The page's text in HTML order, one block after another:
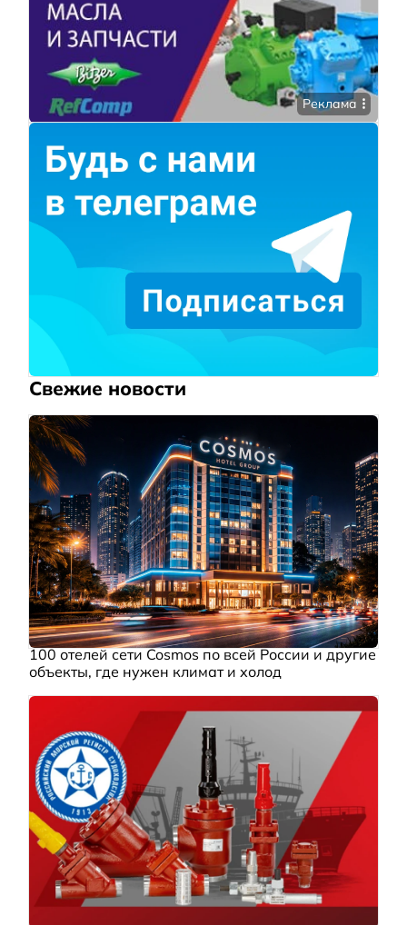
Реклама
Свежие новости
100 отелей сети Cosmos по всей России и другие
объекты, где нужен климат и холод